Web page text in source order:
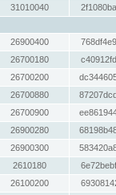
31010040
26900400
26700180
26700200
26700880
26700900
26900280
26900300
2610180
26100200